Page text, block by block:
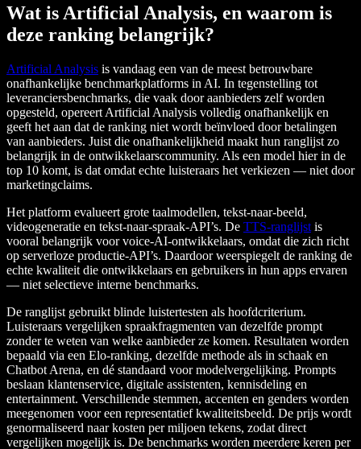
Wat is Artificial Analysis, en waarom is
deze ranking belangrijk?
Artificial Analysis is vandaag een van de meest betrouwbare
onafhankelijke benchmarkplatforms in AI. In tegenstelling tot
leveranciersbenchmarks, die vaak door aanbieders zelf worden
opgesteld, opereert Artificial Analysis volledig onafhankelijk en
geeft het aan dat de ranking niet wordt beïnvloed door betalingen
van aanbieders. Juist die onafhankelijkheid maakt hun ranglijst zo
belangrijk in de ontwikkelaarscommunity. Als een model hier in de
top 10 komt, is dat omdat echte luisteraars het verkiezen — niet door
marketingclaims.
Het platform evalueert grote taalmodellen, tekst-naar-beeld,
videogeneratie en tekst-naar-spraak-API’s. De TTS-ranglijst is
vooral belangrijk voor voice-AI-ontwikkelaars, omdat die zich richt
op serverloze productie-API’s. Daardoor weerspiegelt de ranking de
echte kwaliteit die ontwikkelaars en gebruikers in hun apps ervaren
— niet selectieve interne benchmarks.
De ranglijst gebruikt blinde luistertesten als hoofdcriterium.
Luisteraars vergelijken spraakfragmenten van dezelfde prompt
zonder te weten van welke aanbieder ze komen. Resultaten worden
bepaald via een Elo-ranking, dezelfde methode als in schaak en
Chatbot Arena, en dé standaard voor modelvergelijking. Prompts
beslaan klantenservice, digitale assistenten, kennisdeling en
entertainment. Verschillende stemmen, accenten en genders worden
meegenomen voor een representatief kwaliteitsbeeld. De prijs wordt
genormaliseerd naar kosten per miljoen tekens, zodat direct
vergelijken mogelijk is. De benchmarks worden meerdere keren per